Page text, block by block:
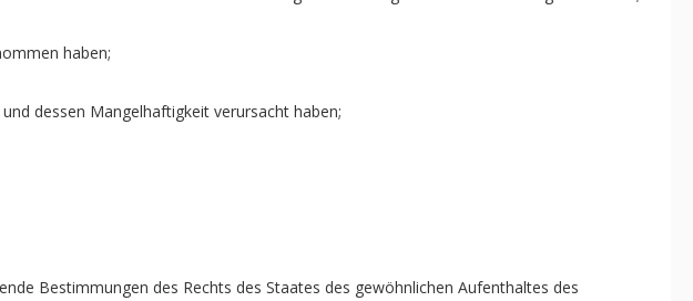
haben;
dessen Mangelhaftigkeit verursacht haben;
Bestimmungen des Rechts des Staates des gewöhnlichen Aufenthaltes des